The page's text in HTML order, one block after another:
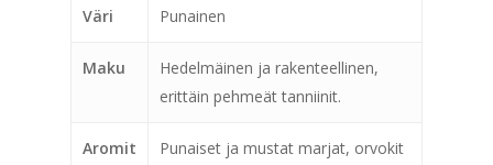
Väri Punainen
Maku
Hedelmäinen ja rakenteellinen,
erittäin pehmeät tanniinit.
Aromit
Punaiset ja mustat marjat, orvokit